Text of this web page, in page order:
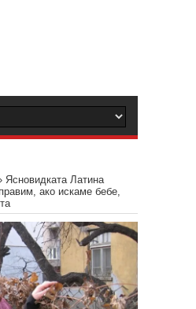
Ясновидката Латина
ако искаме бебе,